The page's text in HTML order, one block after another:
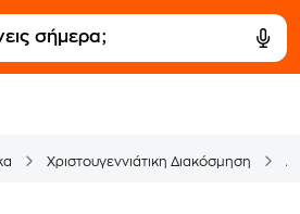
Χριστουγεννιάτικη Διακόσμηση